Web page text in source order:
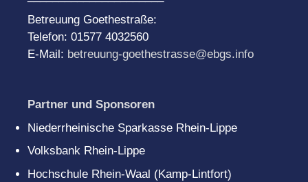
Betreuung Goethestraße:
Telefon: 01577 4032560
E-Mail: betreuung-goethestrasse@ebgs.info
Partner und Sponsoren
Niederrheinische Sparkasse Rhein-Lippe
Volksbank Rhein-Lippe
Hochschule Rhein-Waal (Kamp-Lintfort)